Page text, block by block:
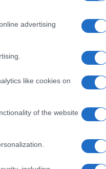
advertising
like cookies on
of the website
δύο
κράτη-
και όχι
ΔΙΕΘΝΗ
Τζέι Ντι
προεδρία
ΔΙΕΘΝΗ
42,2
06/08/